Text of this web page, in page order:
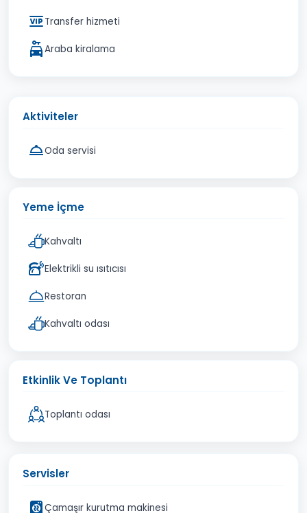
Transfer hizmeti
Araba kiralama
Aktiviteler
Oda servisi
Yeme İçme
Kahvaltı
Elektrikli su ısıtıcısı
Restoran
Kahvaltı odası
Etkinlik Ve Toplantı
Toplantı odası
Servisler
Çamaşır kurutma makinesi